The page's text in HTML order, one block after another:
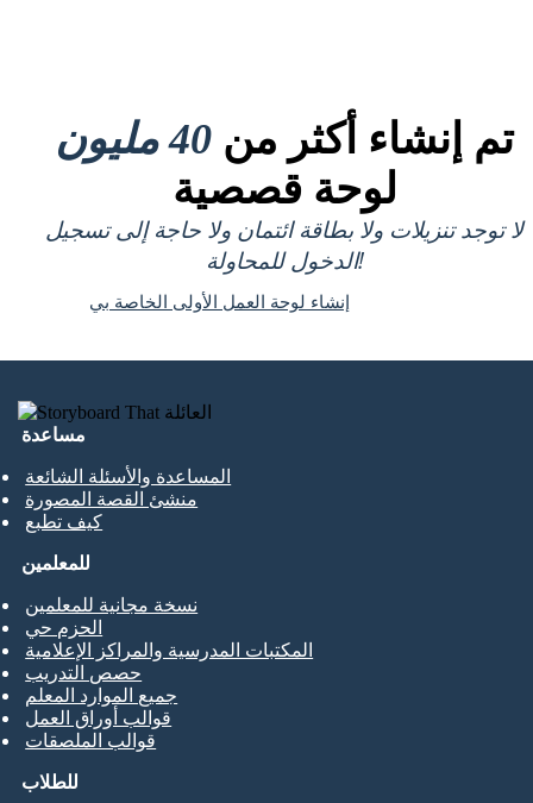
تم إنشاء أكثر من 40 مليون
لوحة قصصية
لا توجد تنزيلات ولا بطاقة ائتمان ولا حاجة إلى تسجيل
الدخول للمحاولة!
إنشاء لوحة العمل الأولى الخاصة بي
مساعدة
المساعدة والأسئلة الشائعة
منشئ القصة المصورة
كيف تطبع
للطلاب
للمعلمين
نسخة مجانية للمعلمين
الحزم حي
المكتبات المدرسية والمراكز الإعلامية
حصص التدريب
جميع الموارد المعلم
قوالب أوراق العمل
قوالب الملصقات